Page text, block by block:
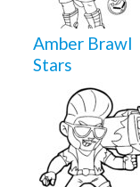
Amber Brawl
Stars